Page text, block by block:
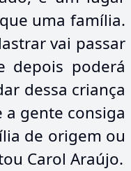
uma família.
vai passar
depois poderá
dessa criança
gente consiga
de origem ou
Carol Araújo.